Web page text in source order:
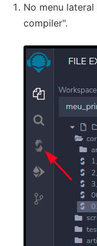
No menu
compiler".